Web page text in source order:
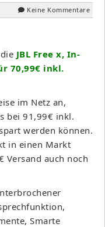
Keine Kommentare
JBL Free x, In-
70,99€ inkl.
im Netz an,
bei 91,99€ inkl.
werden können.
in einen Markt
Versand auch noch
Smarte